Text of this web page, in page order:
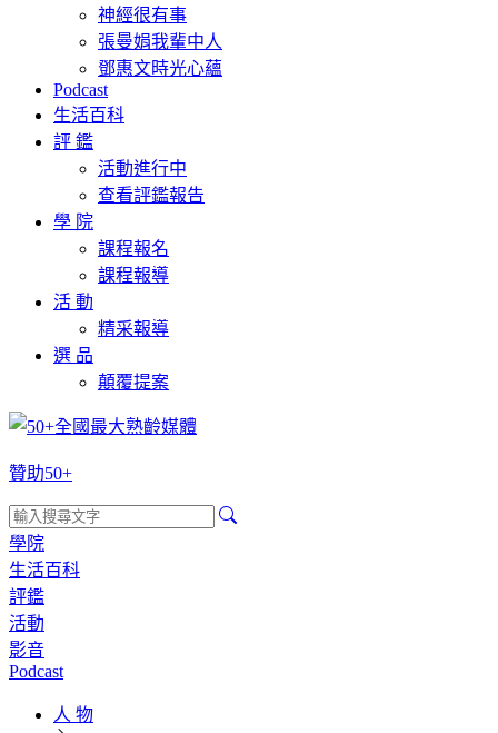
神經很有事
張曼娟我輩中人
鄧惠文時光心蘊
Podcast
生活百科
評 鑑
活動進行中
查看評鑑報告
學 院
課程報名
課程報導
活 動
精采報導
選 品
顛覆提案
贊助50+
學院
生活百科
評鑑
活動
影音
Podcast
人 物